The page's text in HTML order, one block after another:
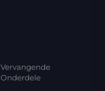
Vervangende
Onderdele